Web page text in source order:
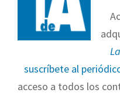
suscríbete al
acceso a todos los